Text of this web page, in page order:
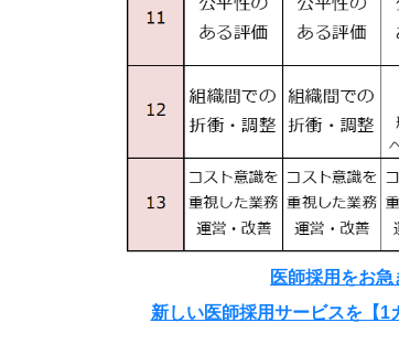
医師採用をお
新しい医師採用サービスを【